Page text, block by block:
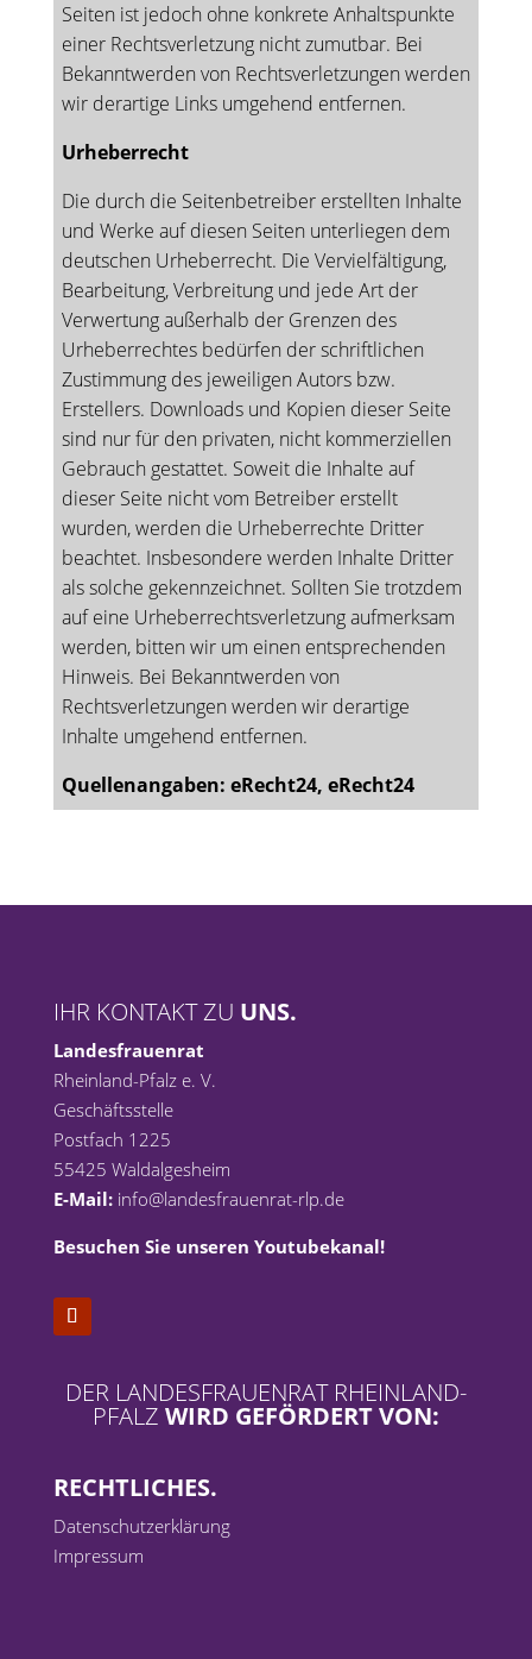
Seiten ist jedoch ohne konkrete Anhaltspunkte
einer Rechtsverletzung nicht zumutbar. Bei
Bekanntwerden von Rechtsverletzungen werden
wir derartige Links umgehend entfernen.
Urheberrecht
Die durch die Seitenbetreiber erstellten Inhalte
und Werke auf diesen Seiten unterliegen dem
deutschen Urheberrecht. Die Vervielfältigung,
Bearbeitung, Verbreitung und jede Art der
Verwertung außerhalb der Grenzen des
Urheberrechtes bedürfen der schriftlichen
Zustimmung des jeweiligen Autors bzw.
Erstellers. Downloads und Kopien dieser Seite
sind nur für den privaten, nicht kommerziellen
Gebrauch gestattet. Soweit die Inhalte auf
dieser Seite nicht vom Betreiber erstellt
wurden, werden die Urheberrechte Dritter
beachtet. Insbesondere werden Inhalte Dritter
als solche gekennzeichnet. Sollten Sie trotzdem
auf eine Urheberrechtsverletzung aufmerksam
werden, bitten wir um einen entsprechenden
Hinweis. Bei Bekanntwerden von
Rechtsverletzungen werden wir derartige
Inhalte umgehend entfernen.
Quellenangaben: eRecht24, eRecht24
IHR KONTAKT ZU UNS.
Landesfrauenrat
Rheinland-Pfalz e. V.
Geschäftsstelle
Postfach 1225
55425 Waldalgesheim
E-Mail: info@landesfrauenrat-rlp.de
Besuchen Sie unseren Youtubekanal!
DER LANDESFRAUENRAT RHEINLAND-
PFALZ WIRD GEFÖRDERT VON:
RECHTLICHES.
Datenschutzerklärung
Impressum